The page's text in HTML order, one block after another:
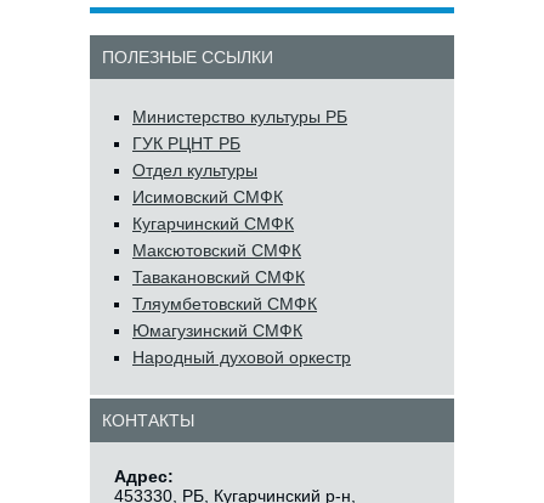
ПОЛЕЗНЫЕ ССЫЛКИ
Министерство культуры РБ
ГУК РЦНТ РБ
Отдел культуры
Исимовский СМФК
Кугарчинский СМФК
Максютовский СМФК
Тавакановский СМФК
Тляумбетовский СМФК
Юмагузинский СМФК
Народный духовой оркестр
КОНТАКТЫ
Адрес:
453330, РБ, Кугарчинский р-н,